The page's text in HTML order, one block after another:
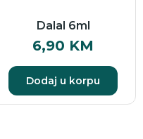
Dalal 6ml
6,90 KM
Dodaj u korpu